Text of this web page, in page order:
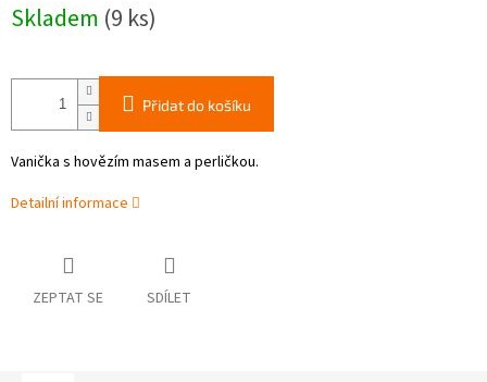
cena:
Skladem (9 ks)
Přidat do košíku
Vanička s hovězím masem a perličkou.
Detailní informace
ZEPTAT SE SDÍLET